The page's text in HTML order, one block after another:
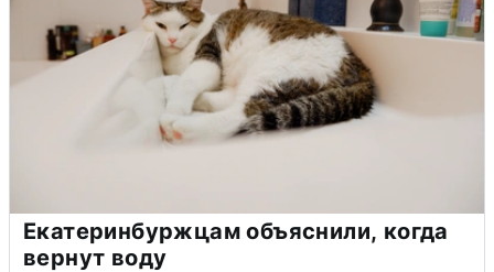
Екатеринбуржцам объяснили, когда
вернут воду